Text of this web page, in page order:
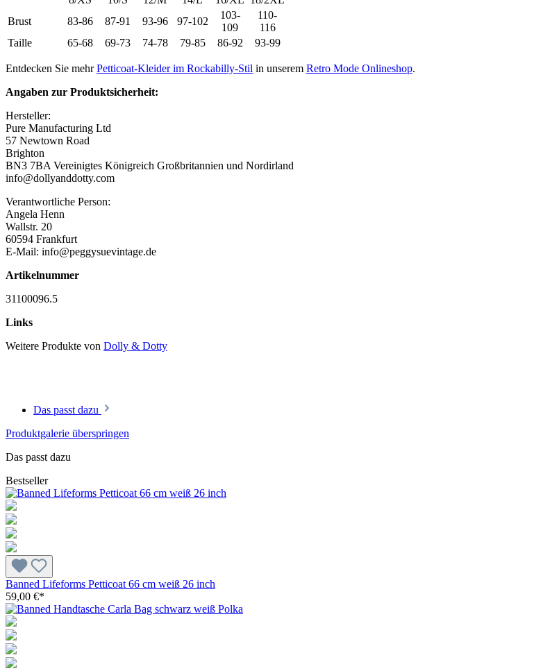
Brust
83-86 87-91 93-96 97-102
103-
109
110-
116
Taille
65-68 69-73 74-78 79-85 86-92 93-99
Entdecken Sie mehrPetticoat-Kleider im Rockabilly-Stil in unserem Retro Mode Onlineshop.
Angaben zur Produktsicherheit:
Hersteller:
Pure Manufacturing Ltd
57 Newtown Road
Brighton
BN3 7BA Vereinigtes Königreich Großbritannien und Nordirland
info@dollyanddotty.com
Verantwortliche Person:
Angela Henn
Wallstr. 20
60594 Frankfurt
E-Mail: info@peggysuevintage.de
Artikelnummer
31100096.5
Links
Weitere Produkte von Dolly & Dotty
Das passt dazu
Produktgalerie überspringen
Das passt dazu
Bestseller
Banned Lifeforms Petticoat 66 cm weiß 26 inch
59,00 €*